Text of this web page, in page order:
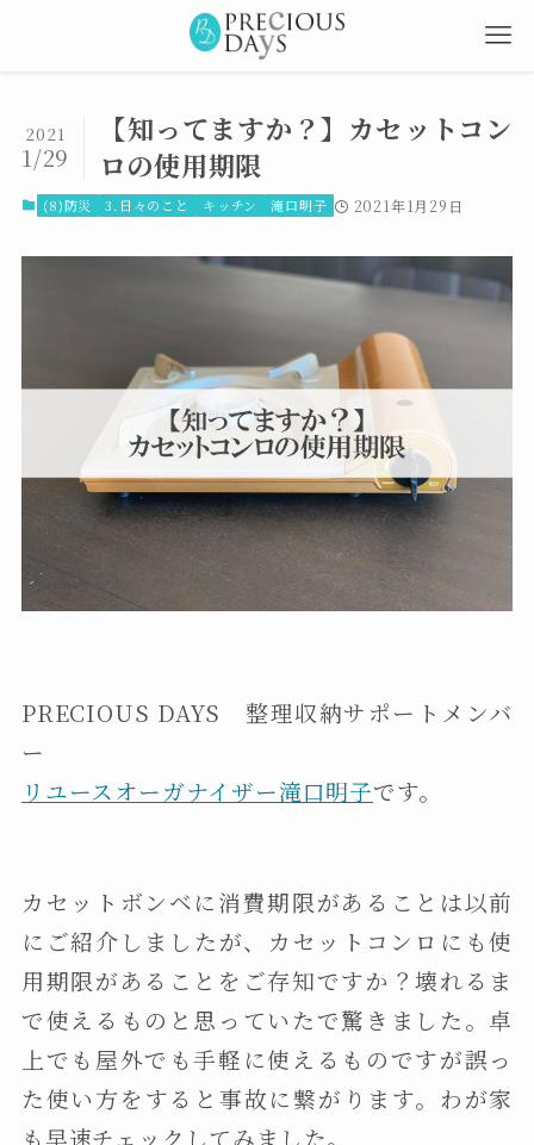
【知ってますか？】カセットコン
ロの使用期限
2021
1/29
(8)防災 3.日々のこと キッチン 滝口明子 2021年1月29日
PRECIOUS DAYS 整理収納サポートメンバ
ー
リユースオーガナイザー滝口明子です。
カセットボンベに消費期限があることは以前
にご紹介しましたが、カセットコンロにも使
用期限があることをご存知ですか？壊れるま
で使えるものと思っていたで驚きました。卓
上でも屋外でも手軽に使えるものですが誤っ
た使い方をすると事故に繋がります。わが家
も早速チェックしてみました。